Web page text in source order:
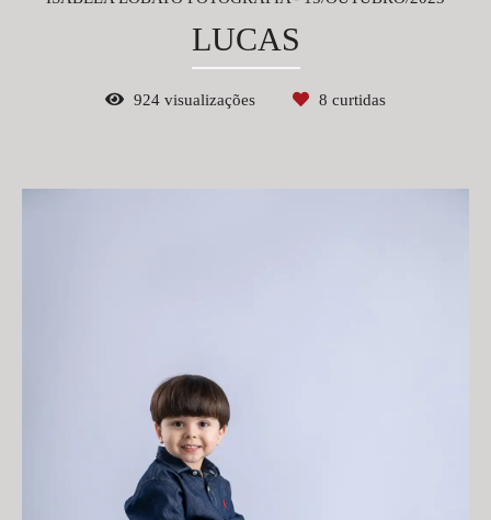
LUCAS
924 visualizações 8 curtidas